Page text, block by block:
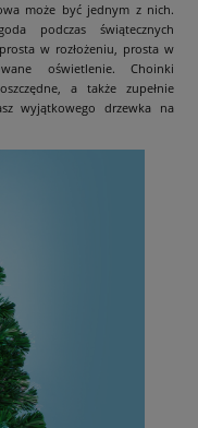
może być jednym z nich.
podczas świątecznych
w rozłożeniu, prosta w
oświetlenie. Choinki
a także zupełnie
wyjątkowego drzewka na